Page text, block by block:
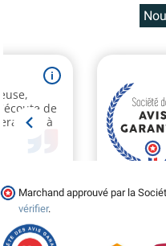
Marchand approuvé par la
vérifier.